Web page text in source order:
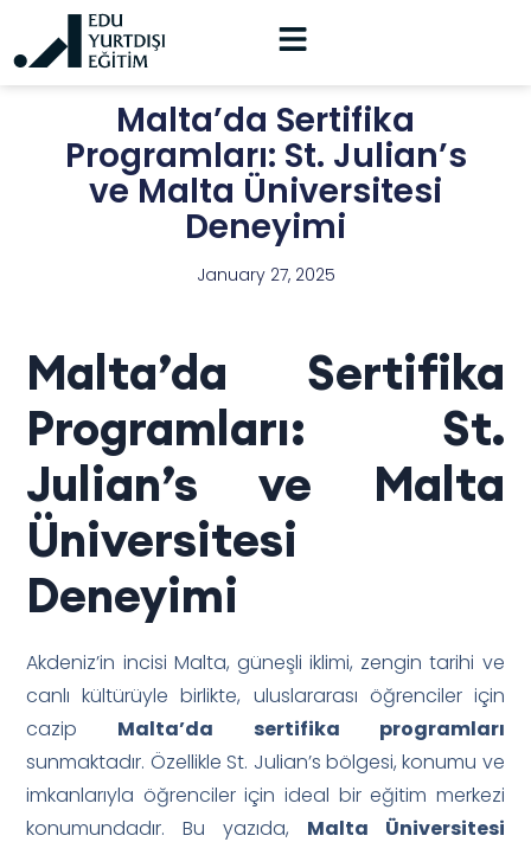
Malta’da Sertifika
Programları: St. Julian’s
ve Malta Üniversitesi
Deneyimi
January 27, 2025
Malta’da Sertifika
Programları: St.
Julian’s ve Malta
Üniversitesi
Deneyimi
Akdeniz’in incisi Malta, güneşli iklimi, zengin tarihi ve
canlı kültürüyle birlikte, uluslararası öğrenciler için
cazip Malta’da sertifika programları
sunmaktadır. Özellikle St. Julian’s bölgesi, konumu ve
imkanlarıyla öğrenciler için ideal bir eğitim merkezi
konumundadır. Bu yazıda, Malta Üniversitesi